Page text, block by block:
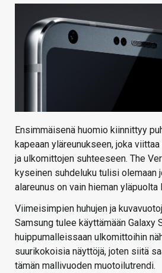
HAKU
Ensimmäisenä huomio kiinnittyy
kapeaan yläreunukseen, joka
ja ulkomittojen suhteeseen. The
kyseinen suhdeluku tulisi olemaan
alareunus on vain hieman yläpuolta
Viimeisimpien huhujen ja
Samsung tulee käyttämään Galaxy
huippumalleissaan ulkomittoihin
suurikokoisia näyttöjä, joten siitä
tämän mallivuoden muotoilutrendi.